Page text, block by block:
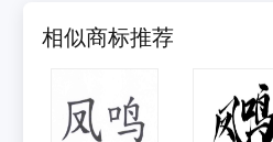
相似商标推荐